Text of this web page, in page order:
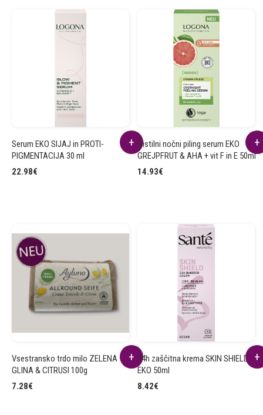
Serum EKO SIJAJ in PROTI-
PIGMENTACIJA 30 ml
22.98€
Čistilni nočni piling serum EKO
GREJPFRUT & AHA + vit F in E 50ml
14.93€
Vsestransko trdo milo ZELENA
GLINA & CITRUSI 100g
7.28€
24h zaščitna krema SKIN SHIELD
EKO 50ml
8.42€